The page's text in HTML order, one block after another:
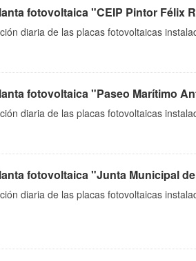
fotovoltaica "CEIP Pintor Félix
diaria de las placas fotovoltaicas
fotovoltaica "Paseo Marítimo
diaria de las placas fotovoltaicas
fotovoltaica "Junta Municipal
diaria de las placas fotovoltaicas